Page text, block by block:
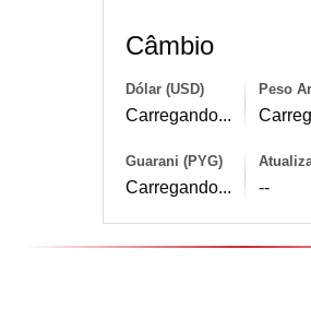
Câmbio
Dólar (USD)
Carregando...
Peso
Guarani (PYG)
Carregando... --